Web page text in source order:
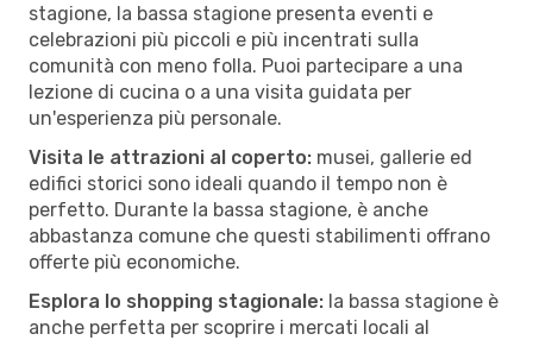
stagione, la bassa stagione presenta eventi e
celebrazioni più piccoli e più incentrati sulla
comunità con meno folla. Puoi partecipare a una
lezione di cucina o a una visita guidata per
un'esperienza più personale.
Visita le attrazioni al coperto: musei, gallerie ed
edifici storici sono ideali quando il tempo non è
perfetto. Durante la bassa stagione, è anche
abbastanza comune che questi stabilimenti offrano
offerte più economiche.
Esplora lo shopping stagionale: la bassa stagione è
anche perfetta per scoprire i mercati locali al